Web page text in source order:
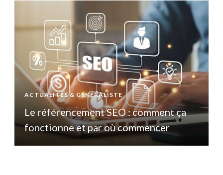
ACTUALITÉS & GÉNÉRALISTE
Le référencement SEO : comment ça
fonctionne et par où commencer